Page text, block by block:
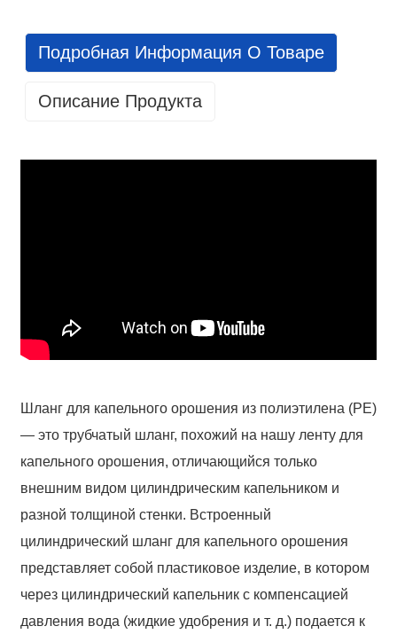
Подробная Информация О Товаре
Описание Продукта
Шланг для капельного орошения из полиэтилена (PE)
— это трубчатый шланг, похожий на нашу ленту для
капельного орошения, отличающийся только
внешним видом цилиндрическим капельником и
разной толщиной стенки. Встроенный
цилиндрический шланг для капельного орошения
представляет собой пластиковое изделие, в котором
через цилиндрический капельник с компенсацией
давления вода (жидкие удобрения и т. д.) подается к
Email
Phone
Message